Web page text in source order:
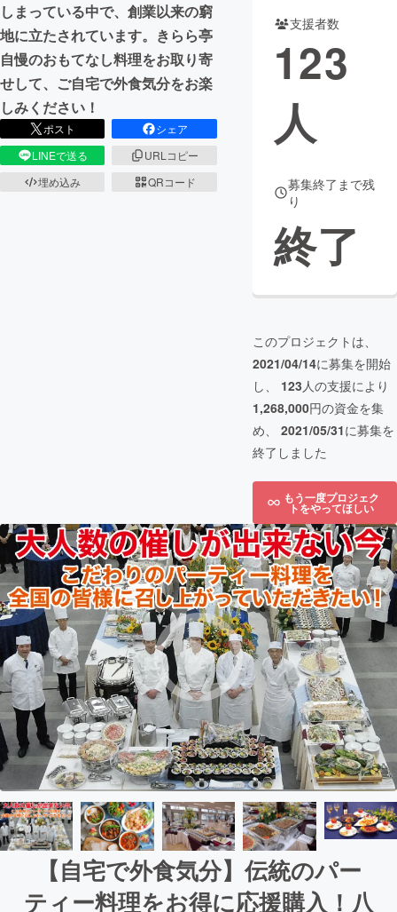
しまっている中で、創業以来の窮
地に立たされています。きらら亭
自慢のおもてなし料理をお取り寄
せして、ご自宅で外食気分をお楽
しみください！
ポスト
シェア
LINEで送る
URLコピー
埋め込み
QRコード
支援者数
123
人
募集終了まで残
り
終了
このプロジェクトは、
2021/04/14に募集を開始
し、 123人の支援により
1,268,000円の資金を集
め、 2021/05/31に募集を
終了しました
もう一度プロジェク
トをやってほしい
【自宅で外食気分】伝統のパー
ティー料理をお得に応援購入！八